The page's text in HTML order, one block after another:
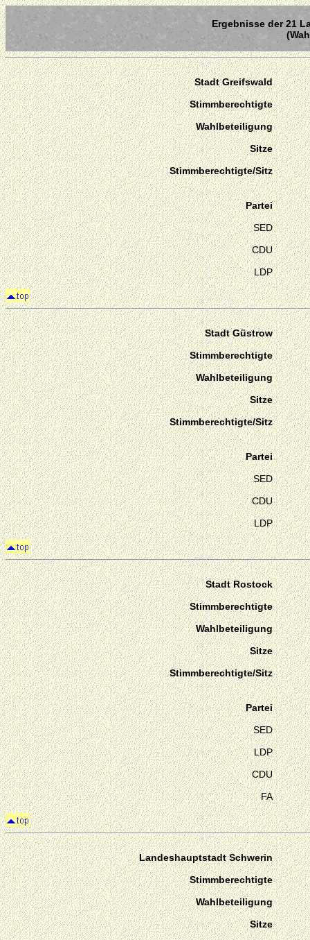
Ergebnisse der 21
Stadt Greifswald
Stimmberechtigte
Wahlbeteiligung
Sitze
Stimmberechtigte/Sitz
Partei
SED
CDU
LDP
Stadt Güstrow
Stimmberechtigte
Wahlbeteiligung
Sitze
Stimmberechtigte/Sitz
Partei
SED
CDU
LDP
Stadt Rostock
Stimmberechtigte
Wahlbeteiligung
Sitze
Stimmberechtigte/Sitz
Partei
SED
LDP
CDU
FA
Landeshauptstadt Schwerin
Stimmberechtigte
Wahlbeteiligung
Sitze